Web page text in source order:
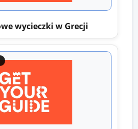
wycieczki w Grecji